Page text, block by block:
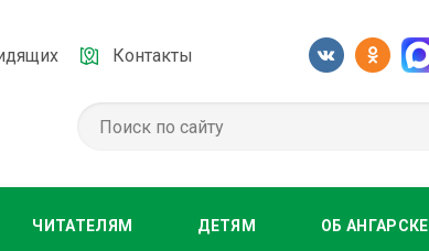
Контакты
ЧИТАТЕЛЯМ ДЕТЯМ ОБ АНГАРСКЕ